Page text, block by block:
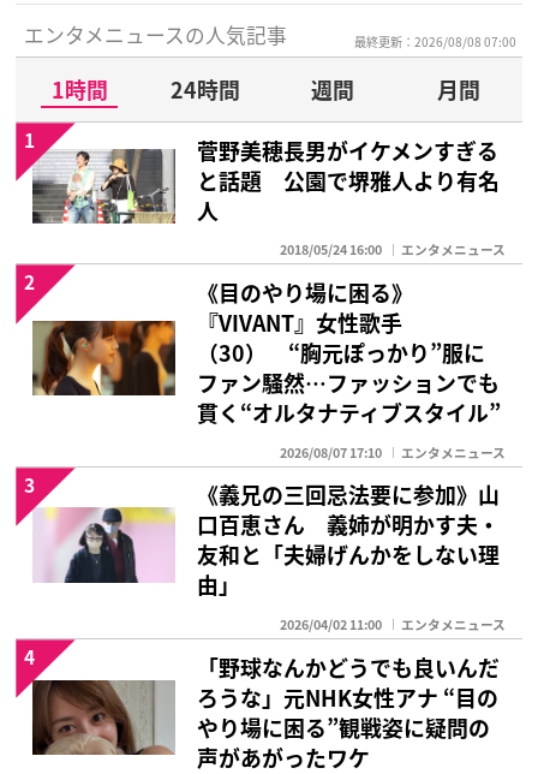
エンタメニュースの人気記事 最終更新：2026/08/08 07:00
1時間 24時間 週間
月間
菅野美穂長男がイケメンすぎる
と話題 公園で堺雅人より有名
人
2018/05/24 16:00 エンタメニュース
1
《目のやり場に困る》
『VIVANT』女性歌手
（30） “胸元ぽっかり”服に
ファン騒然…ファッションでも
貫く“オルタナティブスタイル”
2026/08/07 17:10 エンタメニュース
2
《義兄の三回忌法要に参加》山
口百恵さん 義姉が明かす夫・
友和と「夫婦げんかをしない理
由」
2026/04/02 11:00 エンタメニュース
3
「野球なんかどうでも良いんだ
ろうな」元NHK女性アナ “目の
やり場に困る”観戦姿に疑問の
声があがったワケ
4